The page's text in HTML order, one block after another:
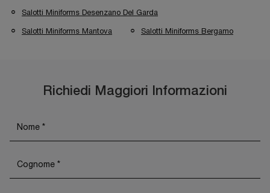
Salotti Miniforms Desenzano Del Garda
Salotti Miniforms Mantova Salotti Miniforms Bergamo
Richiedi Maggiori Informazioni